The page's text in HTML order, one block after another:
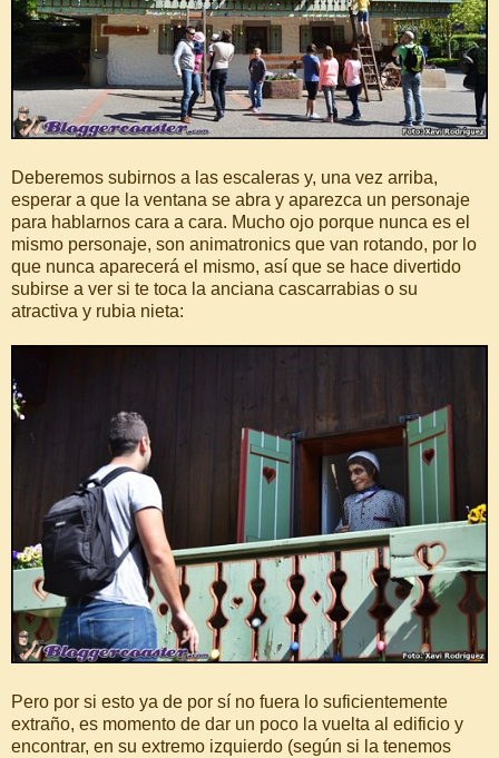
Deberemos subirnos a las escaleras y, una vez arriba,
esperar a que la ventana se abra y aparezca un personaje
para hablarnos cara a cara. Mucho ojo porque nunca es el
mismo personaje, son animatronics que van rotando, por lo
que nunca aparecerá el mismo, así que se hace divertido
subirse a ver si te toca la anciana cascarrabias o su
atractiva y rubia nieta:
Pero por si esto ya de por sí no fuera lo suficientemente
extraño, es momento de dar un poco la vuelta al edificio y
encontrar, en su extremo izquierdo (según si la tenemos